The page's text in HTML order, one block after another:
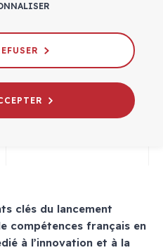
du 28/01/2026
2026
EUROPE
clés du lancement
compétences français en
à l’innovation et à la